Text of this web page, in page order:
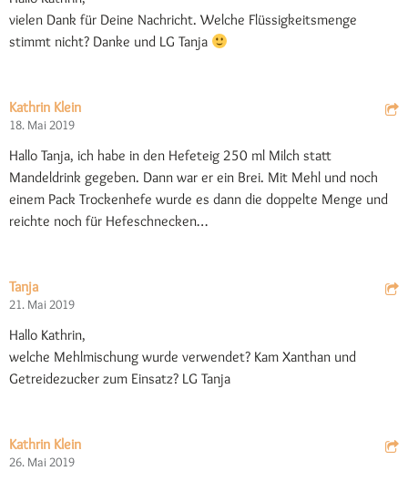
vielen Dank für Deine Nachricht. Welche Flüssigkeitsmenge
stimmt nicht? Danke und LG Tanja
Kathrin Klein
18. Mai 2019
Hallo Tanja, ich habe in den Hefeteig 250 ml Milch statt
Mandeldrink gegeben. Dann war er ein Brei. Mit Mehl und noch
einem Pack Trockenhefe wurde es dann die doppelte Menge und
reichte noch für Hefeschnecken…
Tanja
21. Mai 2019
Hallo Kathrin,
welche Mehlmischung wurde verwendet? Kam Xanthan und
Getreidezucker zum Einsatz? LG Tanja
Kathrin Klein
26. Mai 2019